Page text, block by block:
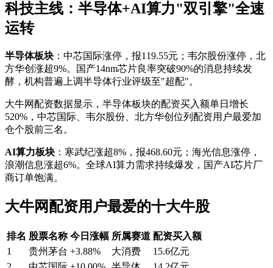
科技主线：半导体+AI算力"双引擎"全速
运转
半导体板块 ：中芯国际涨停，报119.55元；韦尔股份涨停，北
方华创涨超9%。国产14nm芯片良率突破90%的消息持续发
酵，机构普遍上调半导体行业评级至"超配"。
大牛网配资数据显示，半导体板块的配资买入额单日增长
520%，中芯国际、韦尔股份、北方华创位列配资用户最爱加
仓个股前三名。
AI算力板块 ：寒武纪涨超8%，报468.60元；海光信息涨停，
浪潮信息涨超6%。全球AI算力需求持续爆发，国产AI芯片厂
商订单饱满。
大牛网配资用户最爱的十大牛股
排名 股票名称 今日涨幅 所属赛道 配资买入额
1
贵州茅台 +3.88% 大消费
15.6亿元